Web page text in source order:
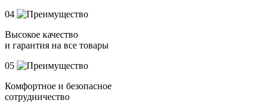
04
Высокое качество
и гарантия на все товары
05
Комфортное и безопасное
сотрудничество